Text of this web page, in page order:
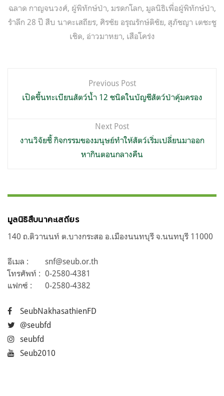
ฉลาด กาญจนวงศ์, ผู้พิทักษ์ป่า, มรดกโลก, มูลนิธิเพื่อผู้พิทักษ์ป่า,
รำลึก 28 ปี สืบ นาคะเสถียร, ศิรชัย อรุณรักษ์ติชัย, สุภัชญา เตชะชู
เชิด, อ่าวมาหยา, เสือโคร่ง
เรื่อง
Previous Post
เปิดขึ้นทะเบียนสัตว์น้ำ 12 ชนิดในบัญชีสัตว์ป่าคุ้มครอง
Next Post
งานวิจัยชี้ กิจกรรมของมนุษย์ทำให้สัตว์เริ่มเปลี่ยนมาออก
หากินตอนกลางคืน
มูลนิธิสืบนาคะเสถียร
140 ถ.ติวานนท์ ต.บางกระสอ อ.เมืองนนทบุรี จ.นนทบุรี 11000
อีเมล :
snf@seub.or.th
โทรศัพท์ : 0-2580-4381
แฟกซ์ :
0-2580-4382
SeubNakhasathienFD
@seubfd
seubfd
Seub2010